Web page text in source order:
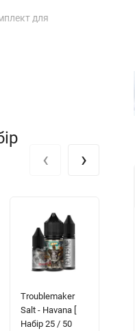
для
Troublemaker
Salt - Havana [
Набір 25 / 50
‹ ›